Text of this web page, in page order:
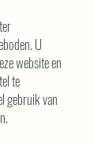
U
website en
te
gebruik van